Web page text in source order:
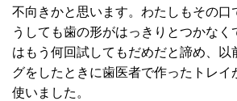
不向きかと思います。わたしもその口
うしても歯の形がはっきりとつかな
はもう何回試してもだめだと諦め、以
グをしたときに歯医者で作ったトレイ
使いました。